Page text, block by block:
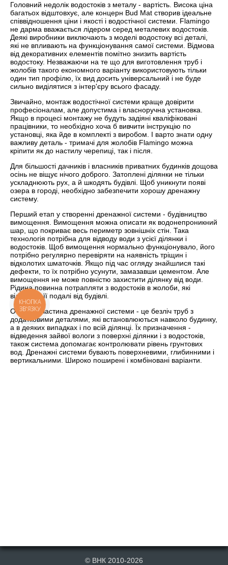
Головний недолік водостоків з металу - вартість. Висока ціна
багатьох відштовхує, але концерн Bud Mat створив ідеальне
співвідношення ціни і якості і водостічної системи. Flamingo
не дарма вважається лідером серед металевих водостоків.
Деякі виробники виключають з моделі водостоку всі деталі,
які не впливають на функціонування самої системи. Відмова
від декоративних елементів помітно знизить вартість
водостоку. Незважаючи на те що для виготовлення труб і
жолобів такого економного варіанту використовують тільки
один тип профілю, їх вид досить універсальний і не буде
сильно виділятися з інтер'єру всього фасаду.
Звичайно, монтаж водостічної системи краще довірити
професіоналам, але допустима і власноручна установка.
Якщо в процесі монтажу не будуть задіяні кваліфіковані
працівники, то необхідно хоча б вивчити інструкцію по
установці, яка йде в комплекті з виробом. І варто знати одну
важливу деталь - тримачі для жолобів Flamingo можна
кріпити як до настилу черепиці, так і після.
Для більшості дачників і власників приватних будинків дощова
осінь не віщує нічого доброго. Затоплені ділянки не тільки
ускладнюють рух, а й шкодять будівлі. Щоб уникнути появі
озера в городі, необхідно забезпечити хорошу дренажну
систему.
Перший етап у створенні дренажної системи - будівництво
вимощення. Вимощення можна описати як водонепроникний
шар, що покриває весь периметр зовнішніх стін. Така
технологія потрібна для відводу води з усієї ділянки і
водостоків. Щоб вимощення нормально функціонувало, його
потрібно регулярно перевіряти на наявність тріщин і
відколотих шматочків. Якщо під час огляду знайшлися такі
дефекти, то їх потрібно усунути, замазавши цементом. Але
вимощення не може повністю захистити ділянку від води.
Рідина повинна потрапляти з водостоків в жолоби, які
відведуть її подалі від будівлі.
Основна частина дренажної системи - це безліч труб з
додатковими деталями, які встановлюються навколо будинку,
а в деяких випадках і по всій ділянці. Їх призначення -
відведення зайвої вологи з поверхні ділянки і з водостоків,
також система допомагає контролювати рівень грунтових
вод. Дренажні системи бувають поверхневими, глибинними і
вертикальними. Широко поширені і комбіновані варіанти.
© ВНК 2010-2026
КНОПКА
ЗВ'ЯЗКУ